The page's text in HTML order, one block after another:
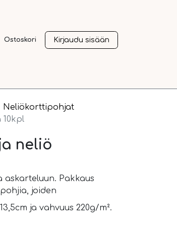
Ostoskori Kirjaudu sisään
Neliökorttipohjat
10kpl
neliö
Pakkaus
joiden
ja vahvuus 220g/m².